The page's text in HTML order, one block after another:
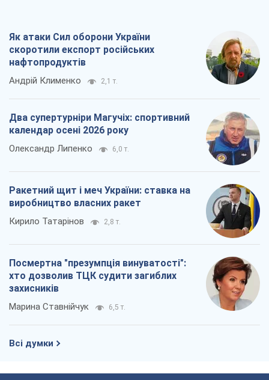
Як атаки Сил оборони України
скоротили експорт російських
нафтопродуктів
Андрій Клименко 2,1 т.
Два супертурніри Магучіх: спортивний
календар осені 2026 року
Олександр Липенко 6,0 т.
Ракетний щит і меч України: ставка на
виробництво власних ракет
Кирило Татарінов 2,8 т.
Посмертна "презумпція винуватості":
хто дозволив ТЦК судити загиблих
захисників
Марина Ставнійчук 6,5 т.
Всі думки